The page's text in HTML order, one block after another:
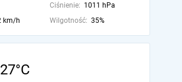
Ciśnienie: 1011 hPa
km/h Wilgotność: 35%
27°C